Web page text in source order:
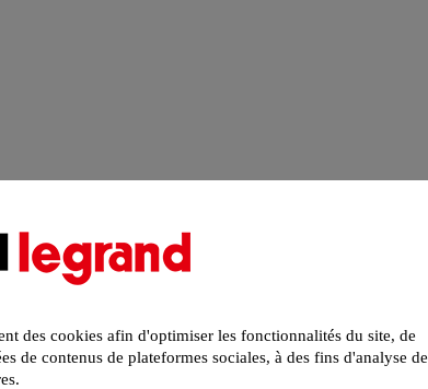
des cookies afin d'optimiser les fonctionnalités du site, de
de contenus de plateformes sociales, à des fins d'analyse de